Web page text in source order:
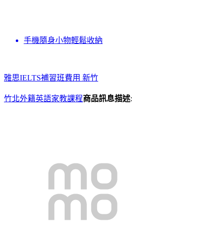
手機隨身小物輕鬆收納
雅思IELTS補習班費用 新竹
竹北外籍英語家教課程商品訊息描述: